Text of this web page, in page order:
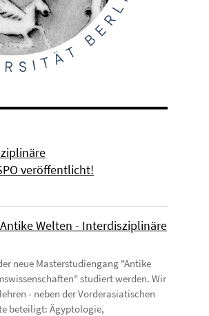
veröffentlicht!
Welten - Interdisziplinäre
neue Masterstudiengang "Antike
studiert werden. Wir
- neben der Vorderasiatischen
beteiligt: Ägyptologie,